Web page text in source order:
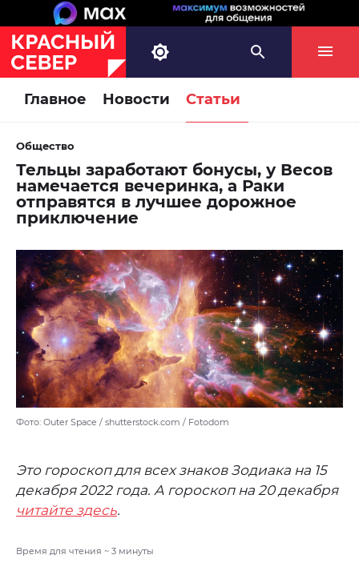
Главное Новости Статьи
Общество
Тельцы заработают бонусы, у Весов
намечается вечеринка, а Раки
отправятся в лучшее дорожное
приключение
Фото: Outer Space / shutterstock.com / Fotodom
Это гороскоп для всех знаков Зодиака на 15
декабря 2022 года. А гороскоп на 20 декабря
читайте здесь.
Время для чтения ~ 3 минуты